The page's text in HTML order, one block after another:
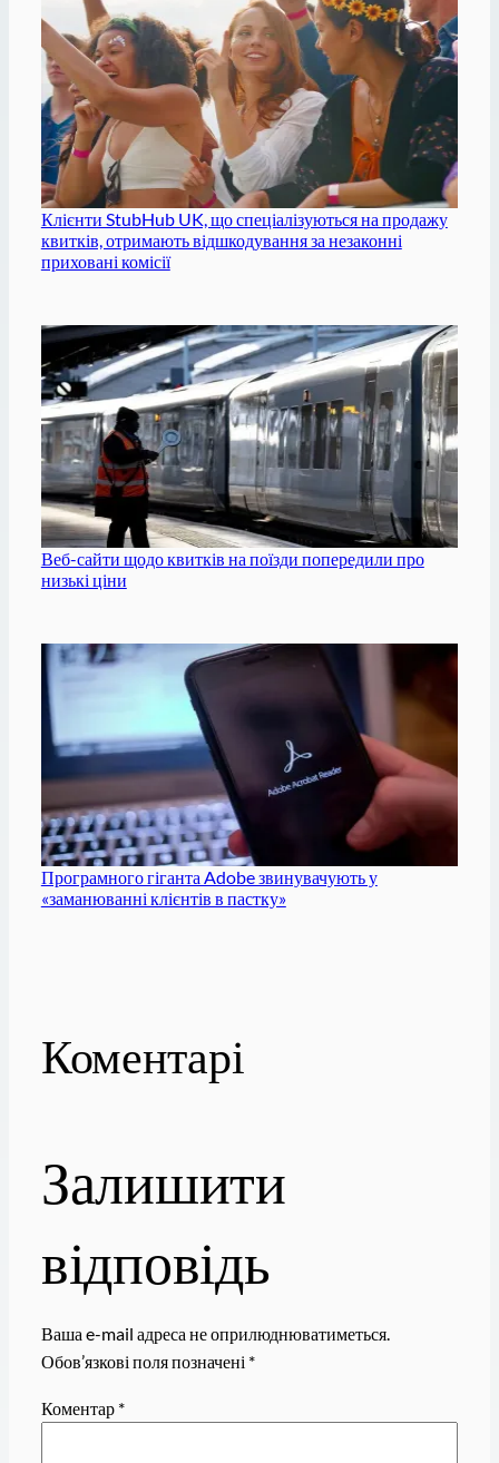
Клієнти StubHub UK, що спеціалізуються на продажу
квитків, отримають відшкодування за незаконні
приховані комісії
Веб-сайти щодо квитків на поїзди попередили про
низькі ціни
Програмного гіганта Adobe звинувачують у
«заманюванні клієнтів в пастку»
Коментарі
Залишити
відповідь
Ваша e-mail адреса не оприлюднюватиметься.
Обов’язкові поля позначені *
Коментар *